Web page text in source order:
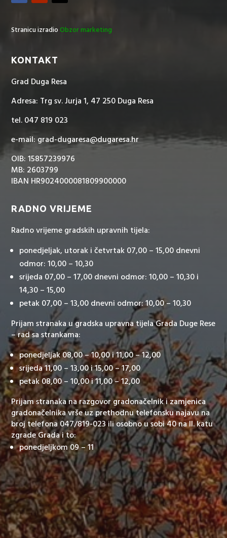
Stranicu izradioObzor marketing
KONTAKT
Grad Duga Resa
Adresa: Trg sv. Jurja 1, 47 250 Duga Resa
tel. 047 819 023
e-mail: grad-dugaresa@dugaresa.hr
OIB: 15857239976
MB: 2603799
IBAN HR9024000081809900000
RADNO VRIJEME
Radno vrijeme gradskih upravnih tijela:
ponedjeljak, utorak i četvrtak 07,00 – 15,00 dnevni
odmor: 10,00 – 10,30
srijeda 07,00 – 17,00 dnevni odmor: 10,00 – 10,30 i
14,30 – 15,00
petak 07,00 – 13,00 dnevni odmor: 10,00 – 10,30
Prijam stranaka u gradska upravna tijela Grada Duge Rese
– rad sa strankama:
ponedjeljak 08,00 – 10,00 i 11,00 – 12,00
srijeda 11,00 – 13,00 i 15,00 – 17,00
petak 08,00 – 10,00 i 11,00 – 12,00
Prijam stranaka na razgovor gradonačelnik i zamjenica
gradonačelnika vrše uz prethodnu telefonsku najavu na
broj telefona 047/819-023 ili osobno u sobi 40 na II. katu
zgrade Grada i to:
ponedjeljkom 09 – 11